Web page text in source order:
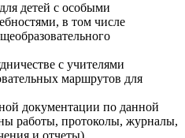
детей с особыми
в том числе
с учителями
маршрутов для
документации по данной
работы, протоколы, журналы,
и отчеты).